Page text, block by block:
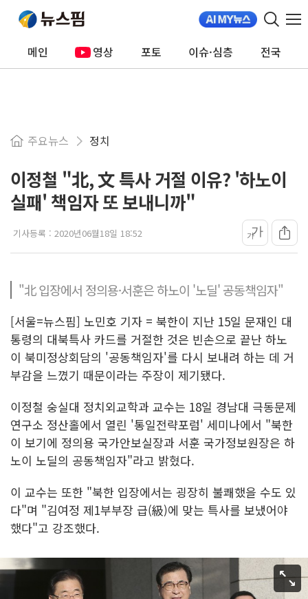
메인 영상 포토 이슈·심층 전국
주요뉴스 정치
이정철 "北, 文 특사 거절 이유? '하노이
실패' 책임자 또 보내니까"
기사등록 : 2020년06월18일 18:52 가가
"北 입장에서 정의용·서훈은 하노이 '노딜' 공동책임자"
[서울=뉴스핌] 노민호 기자 = 북한이 지난 15일 문재인 대
통령의 대북특사 카드를 거절한 것은 빈손으로 끝난 하노
이 북미정상회담의 '공동책임자'를 다시 보내려 하는 데 거
부감을 느꼈기 때문이라는 주장이 제기됐다.
이정철 숭실대 정치외교학과 교수는 18일 경남대 극동문제
연구소 정산홀에서 열린 '통일전략포럼' 세미나에서 "북한
이 보기에 정의용 국가안보실장과 서훈 국가정보원장은 하
노이 노딜의 공동책임자"라고 밝혔다.
이 교수는 또한 "북한 입장에서는 굉장히 불쾌했을 수도 있
다"며 "김여정 제1부부장 급(級)에 맞는 특사를 보냈어야
했다"고 강조했다.